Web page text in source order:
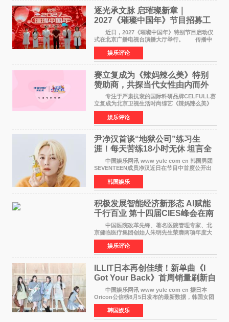
逐光承文脉 启璀璨新章｜
2027《璀璨中国年》节目招募工
作圆满启动
近日，2027《璀璨中国年》特别节目启动仪
式在北京广播电视台演播大厅举行。 传播中
华优秀传统文化，弘扬纯正国风艺术，打造高规
格、高质感、正能量的文艺盛典，是璀璨中国年
矢志不渝的初心
娱乐评论
赛立复成为《辣妈辣么美》特别
赞助商，共探当代女性由内而外
活力美
专注于严肃抗衰的国际科研品牌CELFULL赛
立复成为北京卫视生活时尚综艺《辣妈辣么美》
的特别赞助商,明星辣妈袁咏仪倾情参与，向广大
都市女性传递健康生活新主张，寄语当代女性在
家庭与自我之间
娱乐评论
尹净汉首谈“地狱公司”练习生
涯！每天苦练18小时无休 坦言全
靠成员撑过来
中国娱乐网讯 www yule com cn 韩国男团
SEVENTEEN成员净汉近日在节目中首度公开出
道前的残酷练习生经历，并提及经纪公司Pledis
娱乐，引发广泛关注。 在8月2日播出的日本
TBS综艺节目《周
韩国娱乐
积极发展智能经济新形态 Al赋能
千行百业 第十四届CIES峰会在南
京盛大召开
中国医院改革先锋、著名医院管理专家、北
京健临医疗集团创始人朱明先生荣膺两项年度大
奖 2026年7月31日，盛夏金陵，长江之畔，
以重落地·真务实·强链接为主题的2026&lsquo;人
工智能+&rsquo
娱乐评论
ILLIT日本再创佳绩！新单曲《I
Got Your Back》首周销量刷新自
身纪录
中国娱乐网讯 www yule com cn 据日本
Oricon公信榜8月5日发布的最新数据，韩国女团
ILLIT在日本发行的第二张单曲《I Got Your
Back》首周销量达到71,009张，成功跻身最新一
期周单曲排行
韩国娱乐